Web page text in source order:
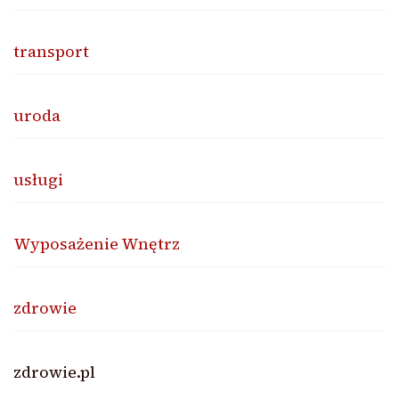
transport
uroda
usługi
Wyposażenie Wnętrz
zdrowie
zdrowie.pl